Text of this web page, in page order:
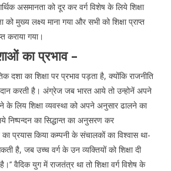
असमानता को दूर कर वर्ग विशेष के लिये शिक्षा
मुख्य लक्ष्य माना गया और सभी को शिक्षा प्राप्त
कराया गया।
का प्रभाव –
दशा का शिक्षा पर प्रभाव पड़ता है, क्योंकि राजनीति
करती है। अंग्रेज जब भारत आये तो उन्होनें अपने
लिय शिक्षा व्यवस्था को अपने अनुसार ढालने का
निष्पन्दन का सिद्धान्त का अनुसरण कर
प्रयास किया कम्पनी के संचालकों का विश्वास था-
है, जब उच्च वर्ग के उन व्यक्तियों को शिक्षा दी
वैदिक युग में राजतंत्र था तो शिक्षा वर्ग विशेष के